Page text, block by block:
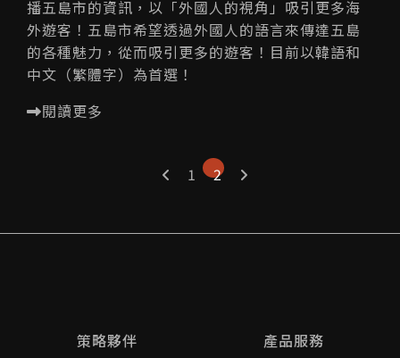
播五島市的資訊，以「外國人的視角」吸引更多海
外遊客！五島市希望透過外國人的語言來傳達五島
的各種魅力，從而吸引更多的遊客！目前以韓語和
中文（繁體字）為首選！
閱讀更多
1 2
策略夥伴
產品服務